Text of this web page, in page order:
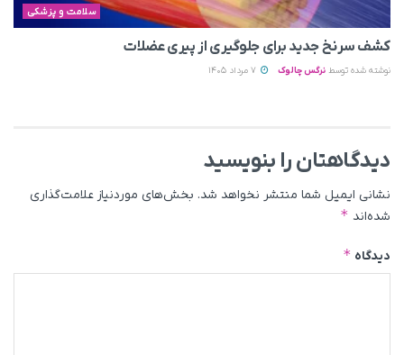
سلامت و پزشکی
کشف سرنخ جدید برای جلوگیری از پیری عضلات
نوشته شده توسط نرگس چالوک
دیدگاهتان را بنویسید
نشانی ایمیل شما منتشر نخواهد شد. بخش‌های موردنیاز علامت‌گذاری
شده‌اند *
دیدگاه *